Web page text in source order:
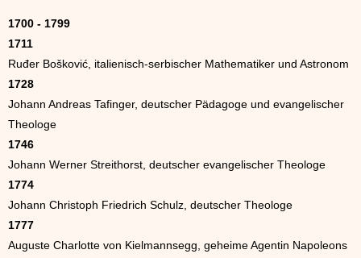
1700 - 1799
1711
Ruđer Bošković, italienisch-serbischer Mathematiker und Astronom
1728
Johann Andreas Tafinger, deutscher Pädagoge und evangelischer
Theologe
1746
Johann Werner Streithorst, deutscher evangelischer Theologe
1774
Johann Christoph Friedrich Schulz, deutscher Theologe
1777
Auguste Charlotte von Kielmannsegg, geheime Agentin Napoleons